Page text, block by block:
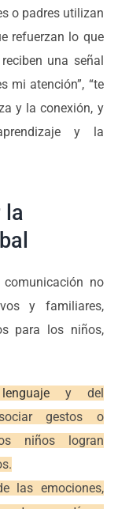
o padres utilizan
refuerzan lo que
una señal
mi atención”, “te
y la conexión, y
y la
la
no
y familiares,
para los niños,
y del
gestos o
niños logran
las emociones,